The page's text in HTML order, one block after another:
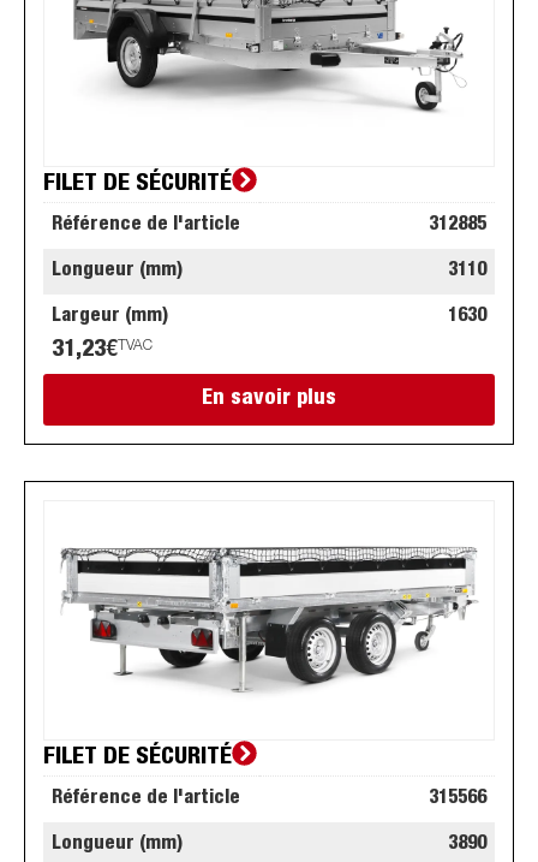
FILET DE SÉCURITÉ
Référence de l'article 312885
Longueur (mm) 3110
Largeur (mm) 1630
31,23€ TVAC
En savoir plus
FILET DE SÉCURITÉ
Référence de l'article 315566
Longueur (mm) 3890